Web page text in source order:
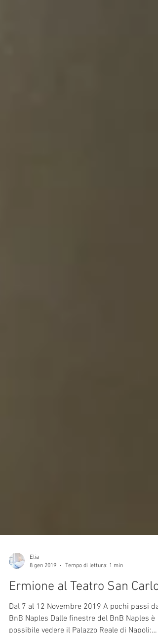
8 gen 2019
Tempo di lettura: 1 min
Ermione al Teatro San Carlo
Dal 7 al 12 Novembre 2019 A pochi passi dal